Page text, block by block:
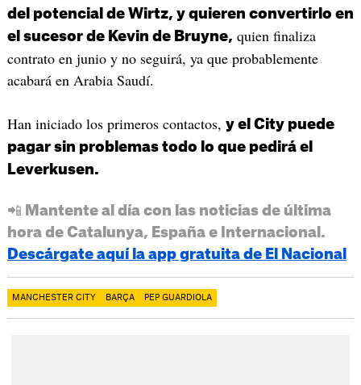
del potencial de Wirtz, y quieren convertirlo en
el sucesor de Kevin de Bruyne, quien finaliza
contrato en junio y no seguirá, ya que probablemente
acabará en Arabia Saudí.
Han iniciado los primeros contactos, y el City puede
pagar sin problemas todo lo que pedirá el
Leverkusen.
📲 Mantente al día con las noticias de última
hora de Catalunya, España e Internacional.
Descárgate aquí la app gratuita de El Nacional
MANCHESTER CITY BARÇA PEP GUARDIOLA